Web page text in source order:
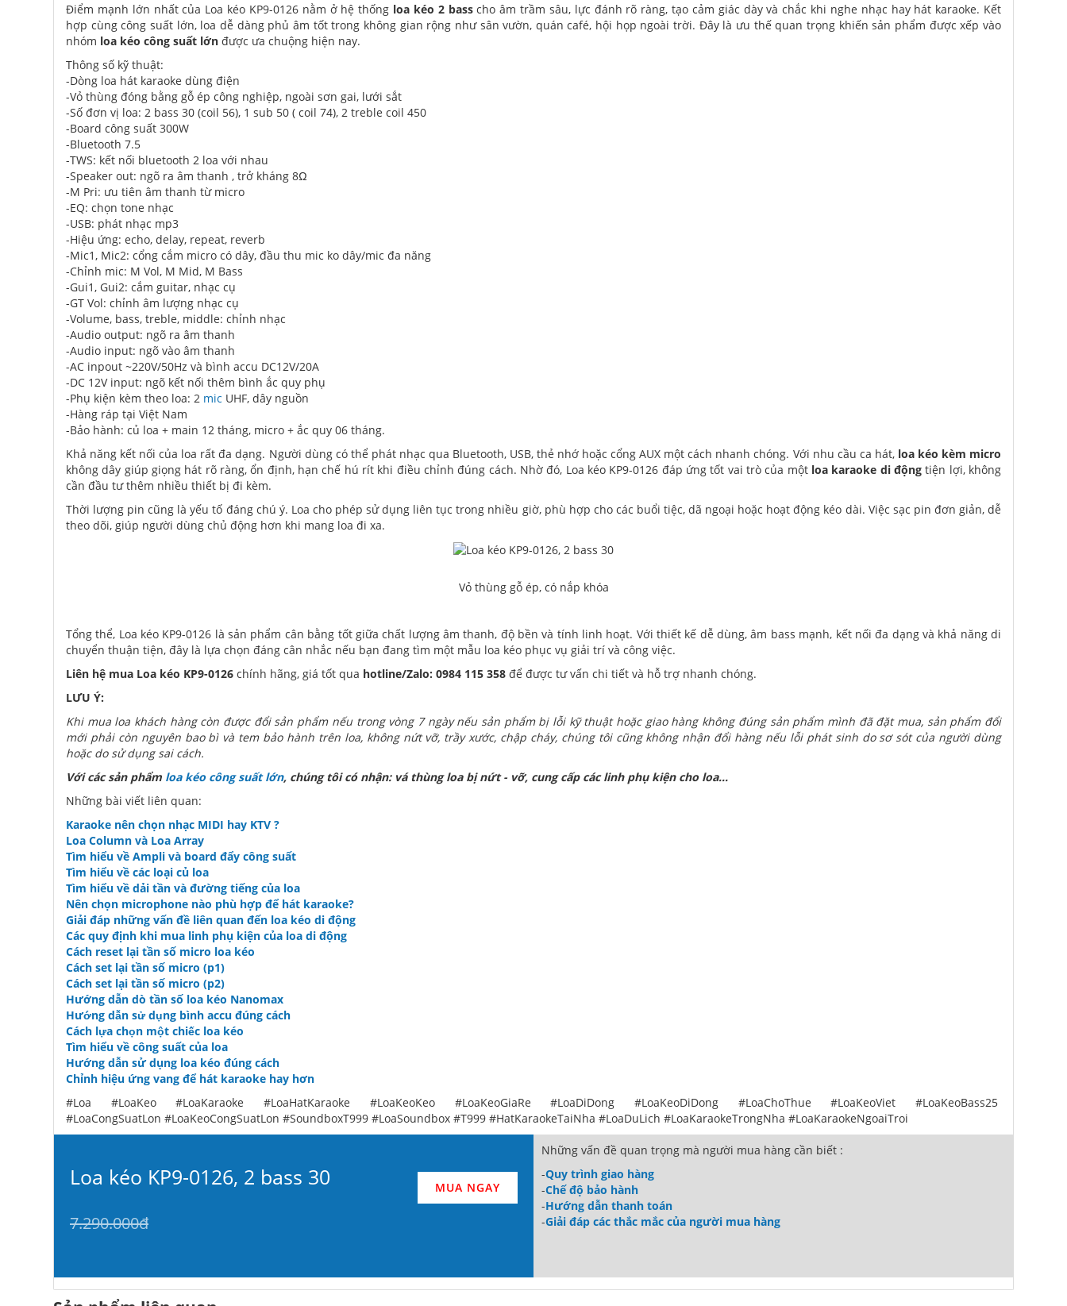
Điểm mạnh lớn nhất của Loa kéo KP9-0126 nằm ở hệ thống loa kéo 2 basscho âm trầm sâu, lực đánh rõ ràng, tạo cảm giác dày và chắc khi nghe nhạc hay hát karaoke. Kết
hợp cùng công suất lớn, loa dễ dàng phủ âm tốt trong không gian rộng như sân vườn, quán café, hội họp ngoài trời. Đây là ưu thế quan trọng khiến sản phẩm được xếp vào
nhóm loa kéo công suất lớn được ưa chuộng hiện nay.
Thông số kỹ thuật:
-Dòng loa hát karaoke dùng điện
-Vỏ thùng đóng bằng gỗ ép công nghiệp, ngoài sơn gai, lưới sắt
-Số đơn vị loa: 2 bass 30 (coil 56), 1 sub 50 ( coil 74), 2 treble coil 450
-Board công suất 300W
-Bluetooth 7.5
-TWS: kết nối bluetooth 2 loa với nhau
-Speaker out: ngõ ra âm thanh , trở kháng 8Ω
-M Pri: ưu tiên âm thanh từ micro
-EQ: chọn tone nhạc
-USB: phát nhạc mp3
-Hiệu ứng: echo, delay, repeat, reverb
-Mic1, Mic2: cổng cắm micro có dây, đầu thu mic ko dây/mic đa năng
-Chỉnh mic: M Vol, M Mid, M Bass
-Gui1, Gui2: cắm guitar, nhạc cụ
-GT Vol: chỉnh âm lượng nhạc cụ
-Volume, bass, treble, middle: chỉnh nhạc
-Audio output: ngõ ra âm thanh
-Audio input: ngõ vào âm thanh
-AC inpout ~220V/50Hz và bình accu DC12V/20A
-DC 12V input: ngõ kết nối thêm bình ắc quy phụ
-Phụ kiện kèm theo loa: 2 mic UHF, dây nguồn
-Hàng ráp tại Việt Nam
-Bảo hành: củ loa + main 12 tháng, micro + ắc quy 06 tháng.
Khả năng kết nối của loa rất đa dạng. Người dùng có thể phát nhạc qua Bluetooth, USB, thẻ nhớ hoặc cổng AUX một cách nhanh chóng. Với nhu cầu ca hát, loa kéo kèm micro
không dây giúp giọng hát rõ ràng, ổn định, hạn chế hú rít khi điều chỉnh đúng cách. Nhờ đó, Loa kéo KP9-0126 đáp ứng tốt vai trò của một loa karaoke di động tiện lợi, không
cần đầu tư thêm nhiều thiết bị đi kèm.
Thời lượng pin cũng là yếu tố đáng chú ý. Loa cho phép sử dụng liên tục trong nhiều giờ, phù hợp cho các buổi tiệc, dã ngoại hoặc hoạt động kéo dài. Việc sạc pin đơn giản, dễ
theo dõi, giúp người dùng chủ động hơn khi mang loa đi xa.
Vỏ thùng gỗ ép, có nắp khóa
Tổng thể, Loa kéo KP9-0126 là sản phẩm cân bằng tốt giữa chất lượng âm thanh, độ bền và tính linh hoạt. Với thiết kế dễ dùng, âm bass mạnh, kết nối đa dạng và khả năng di
chuyển thuận tiện, đây là lựa chọn đáng cân nhắc nếu bạn đang tìm một mẫu loa kéo phục vụ giải trí và công việc.
Liên hệ mua Loa kéo KP9-0126 chính hãng, giá tốt qua hotline/Zalo: 0984 115 358 để được tư vấn chi tiết và hỗ trợ nhanh chóng.
LƯU Ý:
Khi mua loa khách hàng còn được đổi sản phẩm nếu trong vòng 7 ngày nếu sản phẩm bị lỗi kỹ thuật hoặc giao hàng không đúng sản phẩm mình đã đặt mua, sản phẩm đổi
mới phải còn nguyên bao bì và tem bảo hành trên loa, không nứt vỡ, trầy xước, chập cháy, chúng tôi cũng không nhận đổi hàng nếu lỗi phát sinh do sơ sót của người dùng
hoặc do sử dụng sai cách.
Với các sản phẩm loa kéo công suất lớn, chúng tôi có nhận: vá thùng loa bị nứt - vỡ, cung cấp các linh phụ kiện cho loa...
Những bài viết liên quan:
Karaoke nên chọn nhạc MIDI hay KTV ?
Loa Column và Loa Array
Tìm hiểu về Ampli và board đẩy công suất
Tìm hiểu về các loại củ loa
Tìm hiểu về dải tần và đường tiếng của loa
Nên chọn microphone nào phù hợp để hát karaoke?
Giải đáp những vấn đề liên quan đến loa kéo di động
Các quy định khi mua linh phụ kiện của loa di động
Cách reset lại tần số micro loa kéo
Cách set lại tần số micro (p1)
Cách set lại tần số micro (p2)
Hướng dẫn dò tần số loa kéo Nanomax
Hướng dẫn sử dụng bình accu đúng cách
Cách lựa chọn một chiếc loa kéo
Tìm hiểu về công suất của loa
Hướng dẫn sử dụng loa kéo đúng cách
Chỉnh hiệu ứng vang để hát karaoke hay hơn
#Loa #LoaKeo #LoaKaraoke #LoaHatKaraoke #LoaKeoKeo #LoaKeoGiaRe #LoaDiDong #LoaKeoDiDong #LoaChoThue #LoaKeoViet #LoaKeoBass25
#LoaCongSuatLon #LoaKeoCongSuatLon #SoundboxT999 #LoaSoundbox #T999 #HatKaraokeTaiNha #LoaDuLich #LoaKaraokeTrongNha #LoaKaraokeNgoaiTroi
Loa kéo KP9-0126, 2 bass 30
7.290.000đ
MUA NGAY
Những vấn đề quan trọng mà người mua hàng cần biết :
-Quy trình giao hàng
-Chế độ bảo hành
-Hướng dẫn thanh toán
-Giải đáp các thắc mắc của người mua hàng